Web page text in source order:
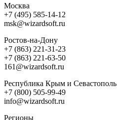
Москва
+7 (495) 585-14-12
msk@wizardsoft.ru
Ростов-на-Дону
+7 (863) 221-31-23
+7 (863) 221-63-50
161@wizardsoft.ru
Республика Крым и Севастополь
+7 (800) 505-99-49
info@wizardsoft.ru
Регионы